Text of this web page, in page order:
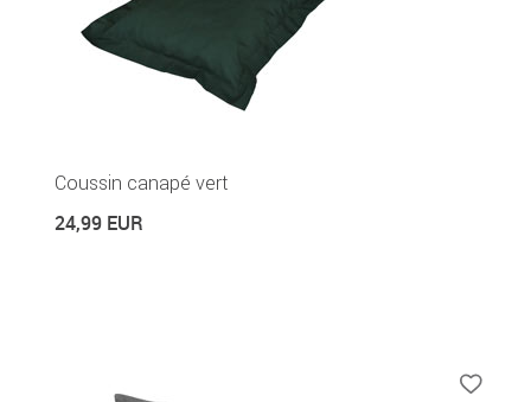
Coussin canapé vert
24,99 EUR